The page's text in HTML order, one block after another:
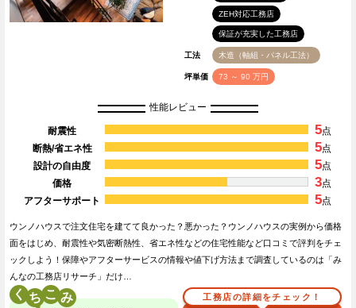
ZEH対応工務店
保証が充実した工務店
工法 木造（軸組・パネル工法）
坪単価 73 ～ 90 万円
性能レビュー
耐震性 5点
断熱/省エネ性
5点
設計の自由度
5点
価格
3点
アフターサポート
5点
ウンノハウスで注文住宅を建てて良かった？悪かった？ウンノハウスの実例から価格
面をはじめ、耐震性や気密断熱性、省エネ性などの住宅性能など口コミで評判をチェ
ックしよう！保障やアフターサービスの情報や値下げ方法まで調査しているのは「み
んなの工務店リサーチ」だけ…
く こ 工務店の詳細をチェック！